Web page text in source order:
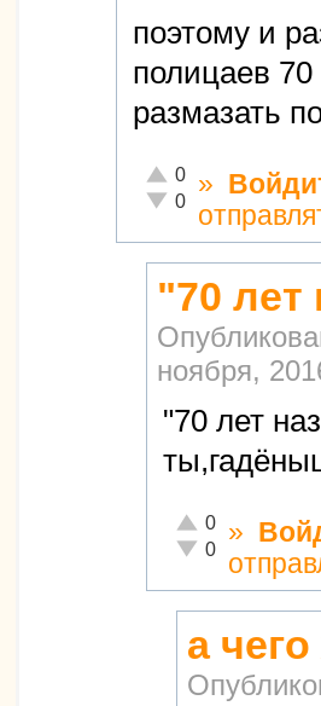
поэтому и
полицаев
размазать
Отлично!
0
Неадекватно!
0
»
"70 лет
ноября,
"70 лет
Отлично!
0
Неадекватно!
0
»
а